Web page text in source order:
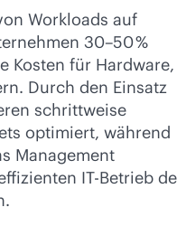
Workloads auf
30–50 %
Kosten für Hardware,
Durch den Einsatz
schrittweise
optimiert, während
Management
IT-Betrieb